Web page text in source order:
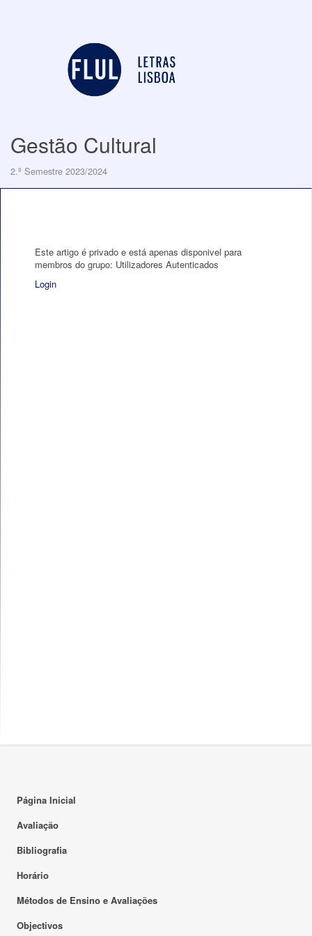
Gestão Cultural
2.º Semestre 2023/2024
Este artigo é privado e está apenas disponivel para
membros do grupo: Utilizadores Autenticados
Login
Página Inicial
Avaliação
Bibliografia
Horário
Métodos de Ensino e Avaliações
Objectivos